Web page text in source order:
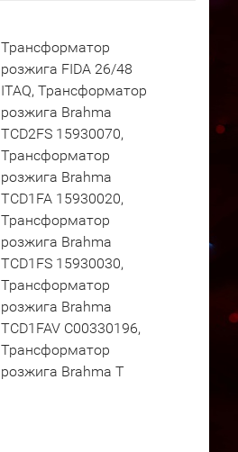
Трансформатор
розжига FIDA 26/48
ITAQ, Трансформатор
розжига Brahma
TCD2FS 15930070,
Трансформатор
розжига Brahma
TCD1FA 15930020,
Трансформатор
розжига Brahma
TCD1FS 15930030,
Трансформатор
розжига Brahma
TCD1FAV C00330196,
Трансформатор
розжига Brahma T